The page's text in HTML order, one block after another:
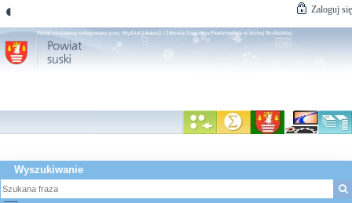
◐ Zaloguj się
Wyszukiwanie